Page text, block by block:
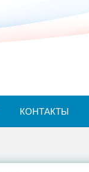
КОНТАКТЫ